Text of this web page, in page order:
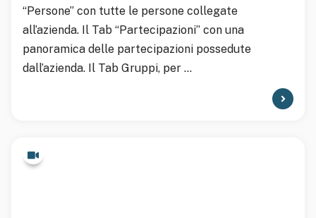
“Persone” con tutte le persone collegate
all’azienda. Il Tab “Partecipazioni” con una
panoramica delle partecipazioni possedute
dall’azienda. Il Tab Gruppi, per ...